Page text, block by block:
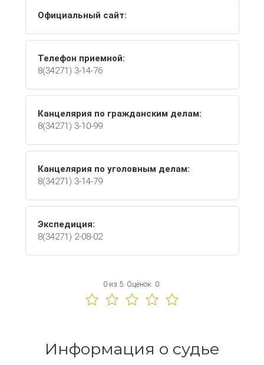
Официальный сайт:
Телефон приемной:
8(34271) 3-14-76
Канцелярия по гражданским делам:
8(34271) 3-10-99
Канцелярия по уголовным делам:
8(34271) 3-14-79
Экспедиция:
8(34271) 2-08-02
0 из 5. Оценок: 0
Информация о судье